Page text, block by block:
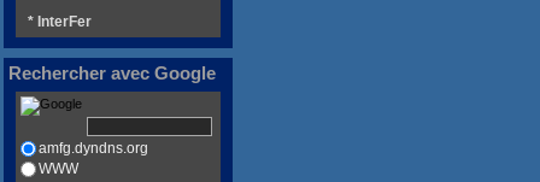
* InterFer
Rechercher avec Google
amfg.dyndns.org
WWW